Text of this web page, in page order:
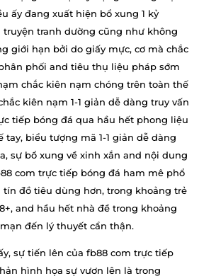
ấy đang xuất hiện bổ xung 1 kỷ
truyện tranh dường cũng như không
giới hạn bởi do giấy mực, cơ mà chắc
phối and tiêu thụ liệu pháp sớm
chắc kiên nạm chóng trên toàn thế
kiên nạm 1-1 giản dễ dàng truy vấn
tiếp bóng đá qua hầu hết phong liệu
tay, biểu tượng mã 1-1 giản dễ dàng
sự bổ xung về xinh xắn and nội dung
com trực tiếp bóng đá ham mê phổ
đồ tiêu dùng hơn, trong khoảng trẻ
and hầu hết nhà đề trong khoảng
đến lý thuyết cẩn thận.
sự tiến lên của fb88 com trực tiếp
hình họa sự vươn lên là trong